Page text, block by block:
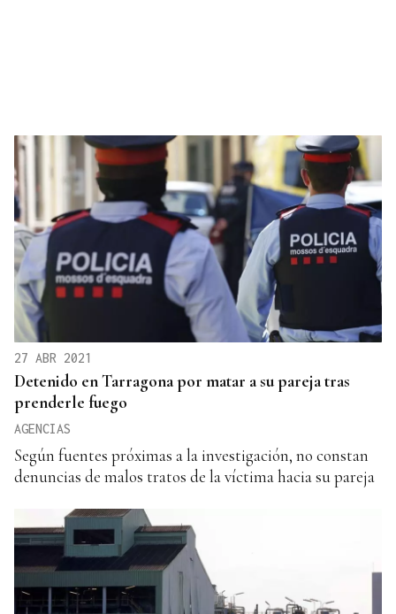
27 ABR 2021
Detenido en Tarragona por matar a su pareja tras
prenderle fuego
AGENCIAS
Según fuentes próximas a la investigación, no constan
denuncias de malos tratos de la víctima hacia su pareja